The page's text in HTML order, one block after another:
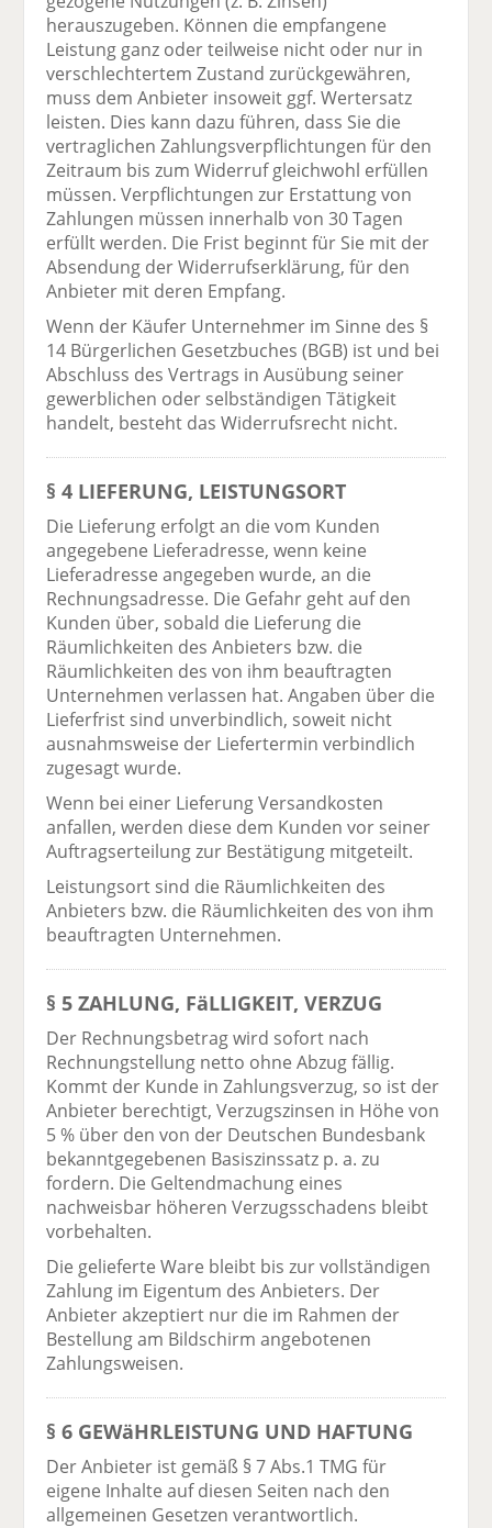
herauszugeben. Können die empfangene
Leistung ganz oder teilweise nicht oder nur in
verschlechtertem Zustand zurückgewähren,
muss dem Anbieter insoweit ggf. Wertersatz
leisten. Dies kann dazu führen, dass Sie die
vertraglichen Zahlungsverpflichtungen für den
Zeitraum bis zum Widerruf gleichwohl erfüllen
müssen. Verpflichtungen zur Erstattung von
Zahlungen müssen innerhalb von 30 Tagen
erfüllt werden. Die Frist beginnt für Sie mit der
Absendung der Widerrufserklärung, für den
Anbieter mit deren Empfang.
Wenn der Käufer Unternehmer im Sinne des §
14 Bürgerlichen Gesetzbuches (BGB) ist und bei
Abschluss des Vertrags in Ausübung seiner
gewerblichen oder selbständigen Tätigkeit
handelt, besteht das Widerrufsrecht nicht.
§ 4 LIEFERUNG, LEISTUNGSORT
Die Lieferung erfolgt an die vom Kunden
angegebene Lieferadresse, wenn keine
Lieferadresse angegeben wurde, an die
Rechnungsadresse. Die Gefahr geht auf den
Kunden über, sobald die Lieferung die
Räumlichkeiten des Anbieters bzw. die
Räumlichkeiten des von ihm beauftragten
Unternehmen verlassen hat. Angaben über die
Lieferfrist sind unverbindlich, soweit nicht
ausnahmsweise der Liefertermin verbindlich
zugesagt wurde.
Wenn bei einer Lieferung Versandkosten
anfallen, werden diese dem Kunden vor seiner
Auftragserteilung zur Bestätigung mitgeteilt.
Leistungsort sind die Räumlichkeiten des
Anbieters bzw. die Räumlichkeiten des von ihm
beauftragten Unternehmen.
§ 5 ZAHLUNG, FäLLIGKEIT, VERZUG
Der Rechnungsbetrag wird sofort nach
Rechnungstellung netto ohne Abzug fällig.
Kommt der Kunde in Zahlungsverzug, so ist der
Anbieter berechtigt, Verzugszinsen in Höhe von
5 % über den von der Deutschen Bundesbank
bekanntgegebenen Basiszinssatz p. a. zu
fordern. Die Geltendmachung eines
nachweisbar höheren Verzugsschadens bleibt
vorbehalten.
Die gelieferte Ware bleibt bis zur vollständigen
Zahlung im Eigentum des Anbieters. Der
Anbieter akzeptiert nur die im Rahmen der
Bestellung am Bildschirm angebotenen
Zahlungsweisen.
§ 6 GEWäHRLEISTUNG UND HAFTUNG
Der Anbieter ist gemäß § 7 Abs.1 TMG für
eigene Inhalte auf diesen Seiten nach den
allgemeinen Gesetzen verantwortlich.